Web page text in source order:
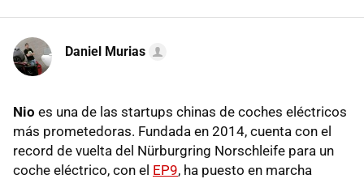
Daniel Murias
Nio es una de las startups chinas de coches eléctricos
más prometedoras. Fundada en 2014, cuenta con el
record de vuelta del Nürburgring Norschleife para un
coche eléctrico, con el EP9, ha puesto en marcha